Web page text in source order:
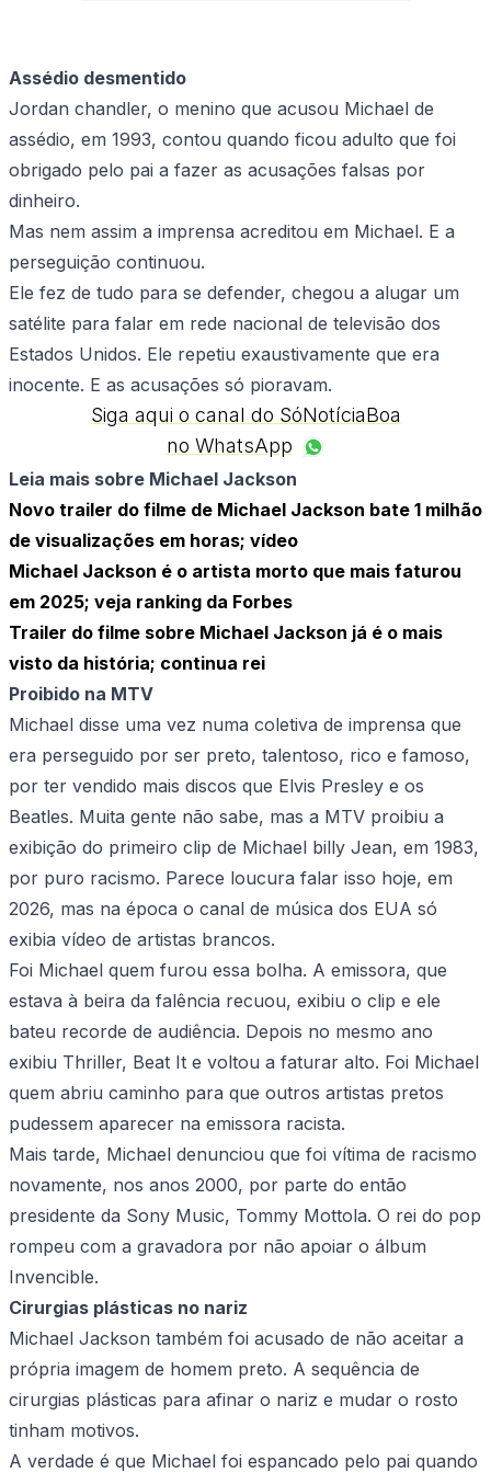
Assédio desmentido
Jordan chandler, o menino que acusou Michael de
assédio, em 1993, contou quando ficou adulto que foi
obrigado pelo pai a fazer as acusações falsas por
dinheiro.
Mas nem assim a imprensa acreditou em Michael. E a
perseguição continuou.
Ele fez de tudo para se defender, chegou a alugar um
satélite para falar em rede nacional de televisão dos
Estados Unidos. Ele repetiu exaustivamente que era
inocente. E as acusações só pioravam.
Siga aqui o canal do SóNotíciaBoa
no WhatsApp
Leia mais sobre Michael Jackson
Novo trailer do filme de Michael Jackson bate 1 milhão
de visualizações em horas; vídeo
Michael Jackson é o artista morto que mais faturou
em 2025; veja ranking da Forbes
Trailer do filme sobre Michael Jackson já é o mais
visto da história; continua rei
Proibido na MTV
Michael disse uma vez numa coletiva de imprensa que
era perseguido por ser preto, talentoso, rico e famoso,
por ter vendido mais discos que Elvis Presley e os
Beatles. Muita gente não sabe, mas a MTV proibiu a
exibição do primeiro clip de Michael billy Jean, em 1983,
por puro racismo. Parece loucura falar isso hoje, em
2026, mas na época o canal de música dos EUA só
exibia vídeo de artistas brancos.
Foi Michael quem furou essa bolha. A emissora, que
estava à beira da falência recuou, exibiu o clip e ele
bateu recorde de audiência. Depois no mesmo ano
exibiu Thriller, Beat It e voltou a faturar alto. Foi Michael
quem abriu caminho para que outros artistas pretos
pudessem aparecer na emissora racista.
Mais tarde, Michael denunciou que foi vítima de racismo
novamente, nos anos 2000, por parte do então
presidente da Sony Music, Tommy Mottola. O rei do pop
rompeu com a gravadora por não apoiar o álbum
Invencible.
Cirurgias plásticas no nariz
Michael Jackson também foi acusado de não aceitar a
própria imagem de homem preto. A sequência de
cirurgias plásticas para afinar o nariz e mudar o rosto
tinham motivos.
A verdade é que Michael foi espancado pelo pai quando